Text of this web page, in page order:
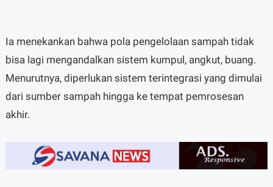
Ia menekankan bahwa pola pengelolaan sampah tidak
bisa lagi mengandalkan sistem kumpul, angkut, buang.
Menurutnya, diperlukan sistem terintegrasi yang dimulai
dari sumber sampah hingga ke tempat pemrosesan
akhir.